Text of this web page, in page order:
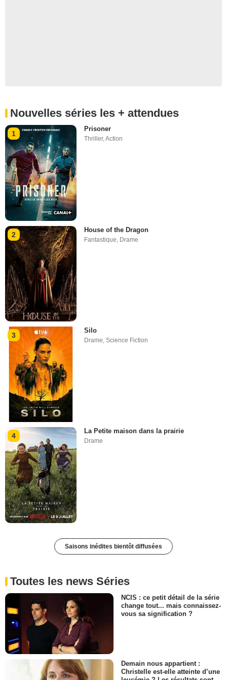
Nouvelles séries les + attendues
1
Prisoner
Thriller,Action
2
House of the Dragon
Fantastique Drame
3
Silo
Drame,Science Fiction
4
La Petite maison dans la prairie
Drame
Saisons inédites bientôt diffusées
Toutes les news Séries
NCIS : ce petit détail de la série
change tout... mais connaissez-
vous sa signification ?
Demain nous appartient :
Christelle est-elle atteinte d’une